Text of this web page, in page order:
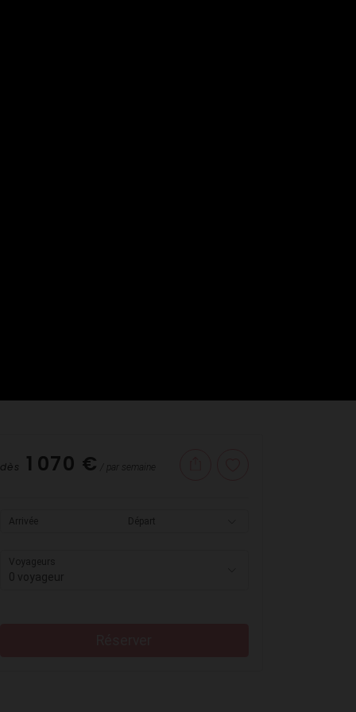
dès 1 070 € / par semaine
Arrivée Départ
Voyageurs
0 voyageur